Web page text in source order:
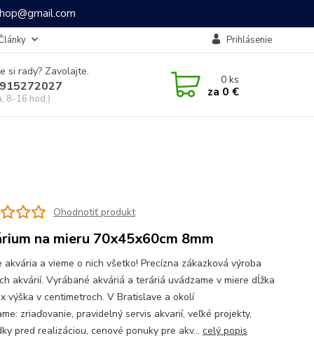
Prihlásenie
si rady? Zavolajte.
8-16 hod.)
0ks
za 0 €
Ohodnotiť produkt
na mieru 70x45x60cm 8mm
akvária a vieme o nich všetko! Precízna zákazková výroba
akvárií. Vyrábané akváriá a teráriá uvádzame v miere dĺžka
výška v centimetroch. V Bratislave a okolí
zriaďovanie, pravidelný servis akvarií, veľké projekty,
pred realizáciou, cenové ponuky pre akv... celý popis